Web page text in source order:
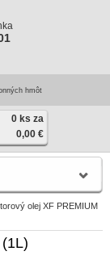
hmôt
0 ks za
0,00 €
olej XF PREMIUM